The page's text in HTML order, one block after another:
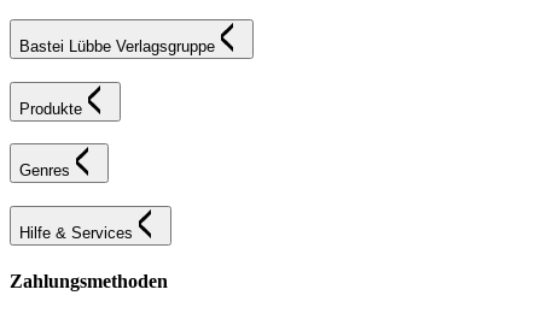
Bastei Lübbe Verlagsgruppe
Produkte
Genres
Hilfe & Services
Zahlungsmethoden